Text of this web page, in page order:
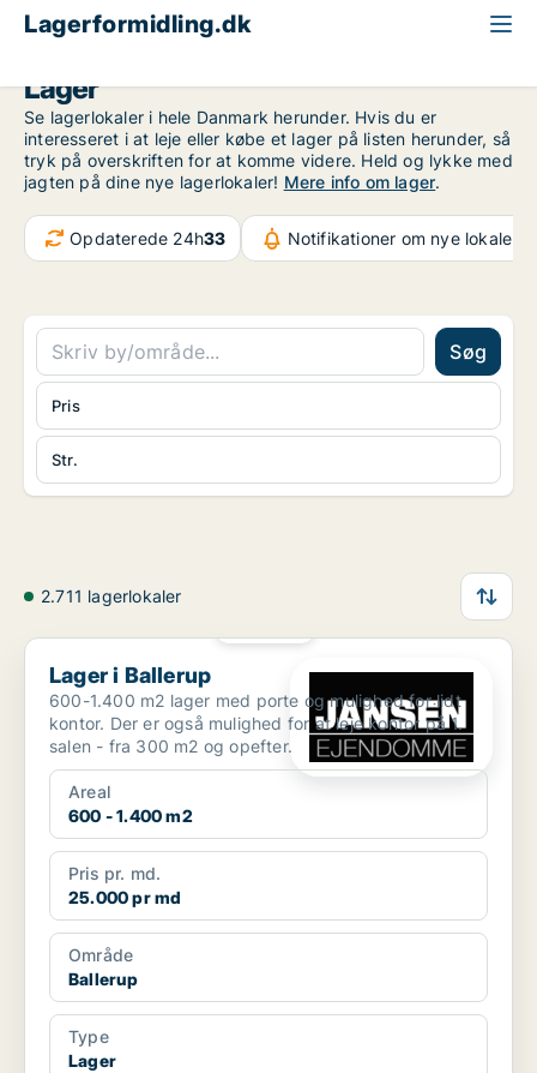
Lagerformidling.dk
Lager
Se lagerlokaler i hele Danmark herunder. Hvis du er
interesseret i at leje eller købe et lager på listen herunder, så
tryk på overskriften for at komme videre. Held og lykke med
jagten på dine nye lagerlokaler! Mere info om lager.
Opdaterede 24h33 Notifikationer om nye lokaler
Søg
Str.
Pris
2.711 lagerlokaler
Lager i Ballerup
Lager i Ballerup
600-1.400 m2 lager med porte og mulighed for lidt
kontor. Der er også mulighed for at leje kontor på 1.
salen - fra 300 m2 og opefter.
Areal
600 - 1.400 m2
Pris pr. md.
25.000 pr md
Område
Ballerup
Type
Lager